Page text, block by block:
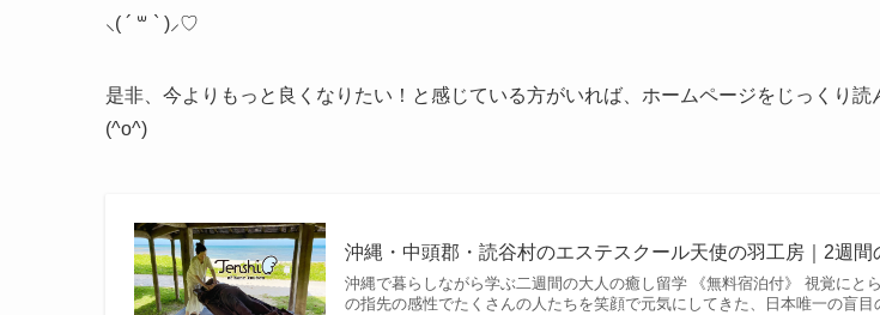
⸜( ´ ꒳ ` )⸝♡︎
是非、今よりもっと良くなりたい！と感じている方がいれば、ホームページをじっくり読
(^o^)
沖縄・中頭郡・読谷村のエステスクール天使の羽工房｜2週間
沖縄で暮らしながら学ぶ二週間の大人の癒し留学 《無料宿泊付》 視覚にと
の指先の感性でたくさんの人たちを笑顔で元気にしてきた、日本唯一の盲目